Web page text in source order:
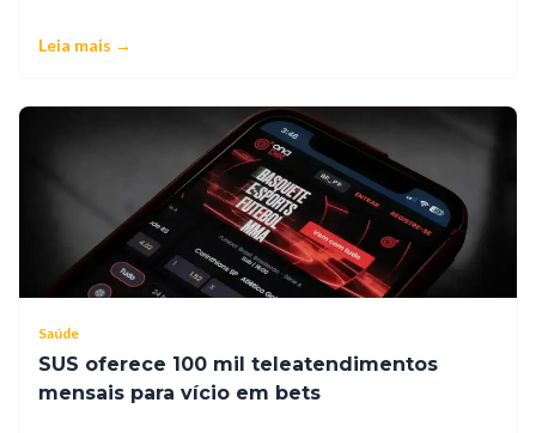
Leia mais →
Saúde
SUS oferece 100 mil teleatendimentos
mensais para vício em bets